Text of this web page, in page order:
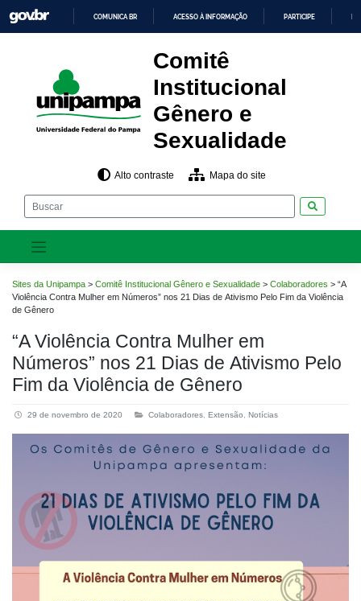
para
o
O
CONTEÚDO
COMUNICA BR ACESSO À INFORMAÇÃO PARTICIPE
Comitê
Institucional
Gênero e
Sexualidade
Alto contraste Mapa do site
Sites da Unipampa > Comitê Institucional Gênero e Sexualidade > Colaboradores > “A
Violência Contra Mulher em Números” nos 21 Dias de Ativismo Pelo Fim da Violência
de Gênero
“A Violência Contra Mulher em
Números” nos 21 Dias de Ativismo Pelo
Fim da Violência de Gênero
29 de novembro de 2020 Colaboradores Extensão Notícias